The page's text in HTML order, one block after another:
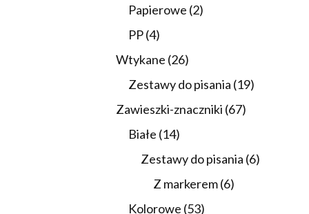
Papierowe 22
PP 44
produkty
Wtykane 2626
produktów
Zestawy do pisania 1919
Zawieszki-znaczniki 6767
Białe 1414
produktów
Zestawy do pisania 66
Z markerem 66
Kolorowe 5353